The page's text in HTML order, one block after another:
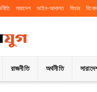
সারাদেশ আইন-আদালত ফিচার
রাজনীতি অর্থনীতি